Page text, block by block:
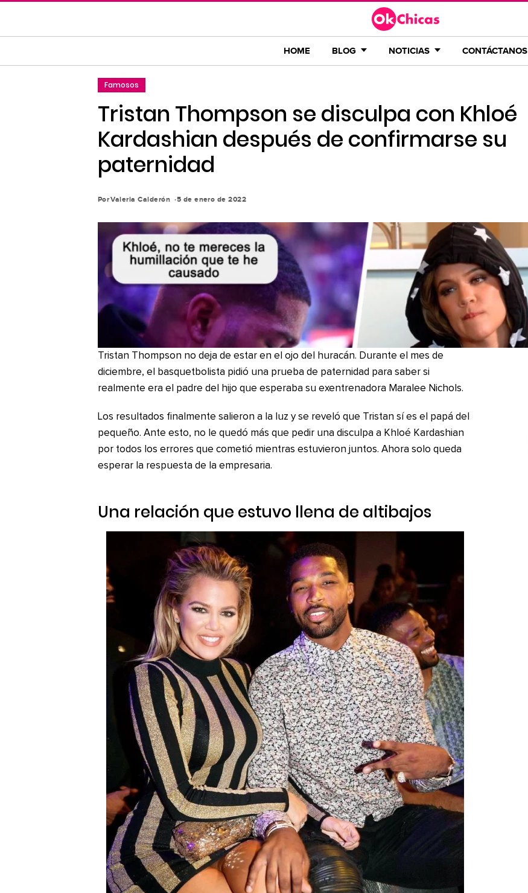
contenido
HOME BLOG NOTICIAS CONTÁCTANOS
Famosos
Tristan Thompson se disculpa con Khloé
Kardashian después de confirmarse su
paternidad
PorValeria Calderón 5 de enero de 2022
Tristan Thompson no deja de estar en el ojo del huracán. Durante el mes de
diciembre, el basquetbolista pidió una prueba de paternidad para saber si
realmente era el padre del hijo que esperaba su exentrenadora Maralee Nichols.
Los resultados finalmente salieron a la luz y se reveló que Tristan sí es el papá del
pequeño. Ante esto, no le quedó más que pedir una disculpa a Khloé Kardashian
por todos los errores que cometió mientras estuvieron juntos. Ahora solo queda
esperar la respuesta de la empresaria.
Una relación que estuvo llena de altibajos